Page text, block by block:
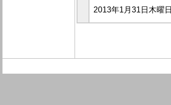
2013年1月31日木曜日